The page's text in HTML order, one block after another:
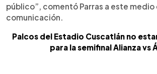
público”, comentó Parras a este medio
comunicación.
Palcos del Estadio Cuscatlán no
para la semifinal Alianza vs